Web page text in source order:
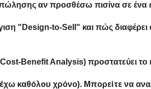
αν προσθέσω πισίνα σε ένα
"Design-to-Sell" και πώς
Benefit Analysis) προστατεύει το
καθόλου χρόνο). Μπορείτε να